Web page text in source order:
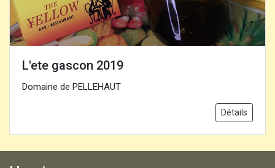
L'ete gascon 2019
Domaine de PELLEHAUT
Détails